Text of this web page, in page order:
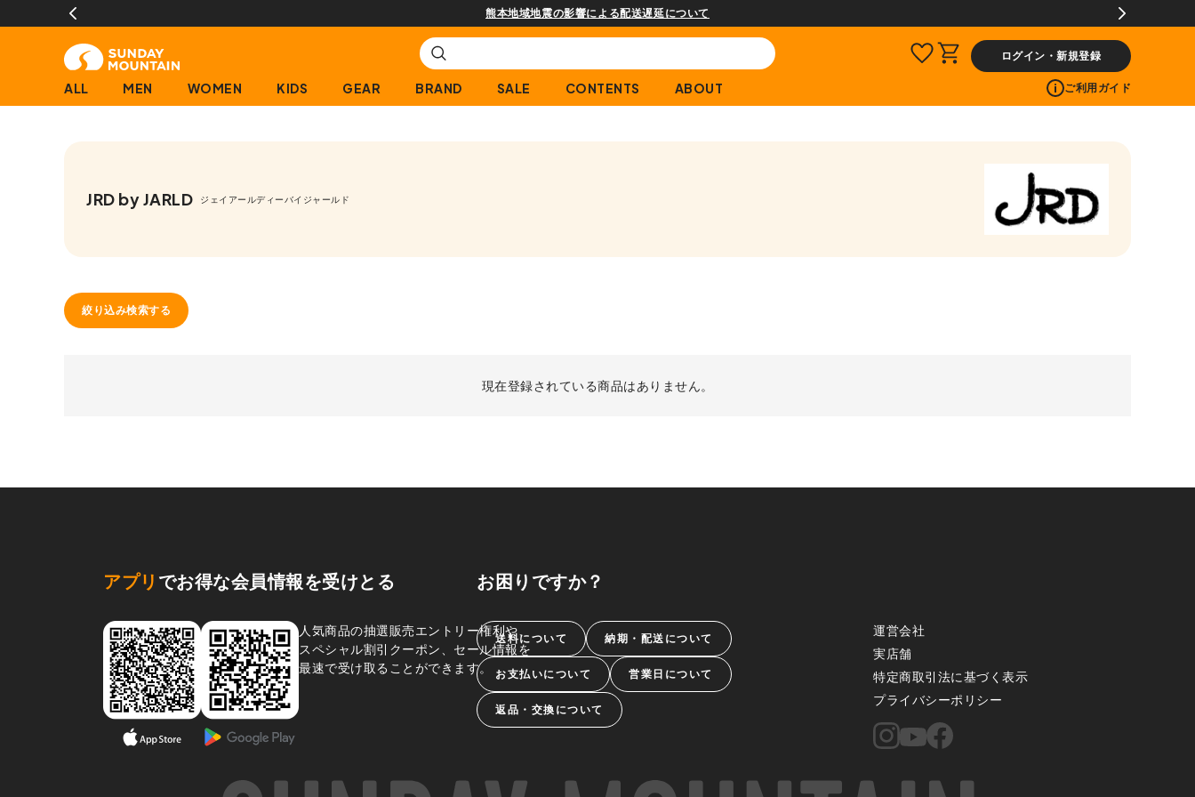
熊本地域地震の影響による配送遅延について
ログイン・新規登録
ALL MEN WOMEN KIDS GEAR BRAND SALE CONTENTS ABOUT ご利用ガイド
JRD by JARLD ジェイアールディーバイジャールド
絞り込み検索する
現在登録されている商品はありません。
アプリ でお得な会員情報を受けとる
人気商品の抽選販売エントリー権利や、
スペシャル割引クーポン、セール情報を
最速で受け取ることができます。
お困りですか？
送料について 納期・配送について
お支払いについて 営業日について
返品・交換について
運営会社
実店舗
特定商取引法に基づく表示
プライバシーポリシー